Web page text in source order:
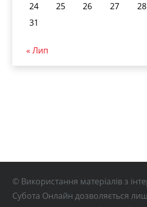
24
25 26 27 28
31
« Лип
© Використання матеріалів з
Субота Онлайн дозволяється